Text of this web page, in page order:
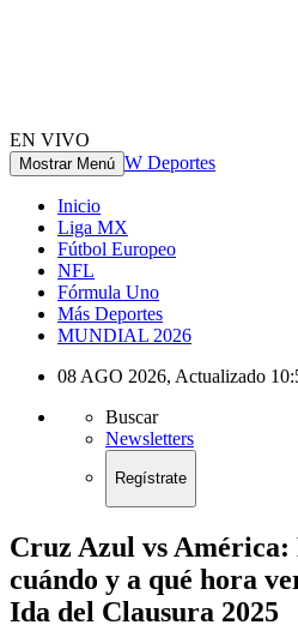
EN VIVO
Mostrar Menú W Deportes
Inicio
Liga MX
Fútbol Europeo
NFL
Fórmula Uno
Más Deportes
MUNDIAL 2026
08 AGO 2026, Actualizado
Buscar
Newsletters
Regístrate
Cruz Azul vs
cuándo y a qué hora
Ida del Clausura 2025